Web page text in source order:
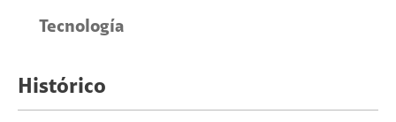
Tecnología
Histórico